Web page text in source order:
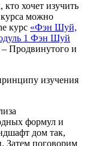
хочет изучить
можно
курс «Фэн Шуй,
1 Фэн Шуй
– Продвинутого и
изучения
формул и
дом так,
Затем поговорим